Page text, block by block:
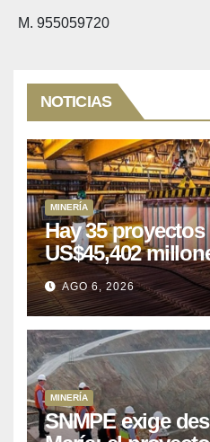
M. 955059720
NOTICIAS
MINERÍA
Hay 35
US$45,402
puede
AGO 6, 2026
MINERÍA
SNMPE exige